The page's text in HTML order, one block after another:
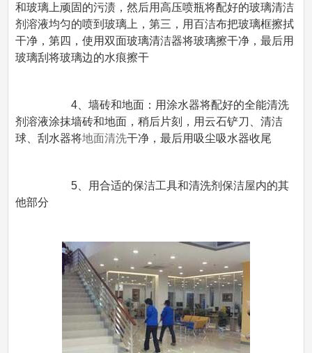
和玻璃上顽固的污渍，然后用高压喷瓶将配好的玻璃清洁
剂溶液均匀的喷到玻璃上，第三，用百洁布把玻璃框擦拭
干净，第四，使用双面玻璃清洁器将玻璃擦干净，最后用
玻璃刮将玻璃边的水痕擦干
4、墙砖和地面：用涂水器将配好的全能清洗
剂溶液涂抹墙砖和地面，稍后片刻，用云石铲刀、清洁
球、刮水器将地面清洗干净，最后用吸尘吸水器收尾
5、用合适的保洁工具和清洗剂保洁屋内的其
他部分